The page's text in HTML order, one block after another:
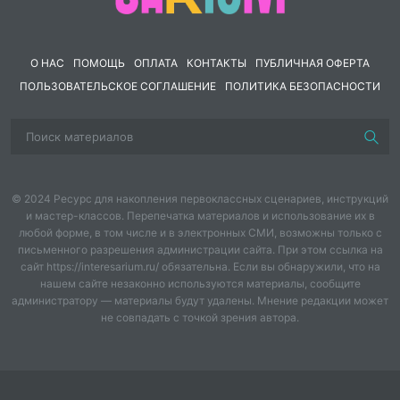
социальный смысл эксперимента
властью
Большое внимание в произведении уделяется
пропаганде советской власти и ее важности
для каждого гражданина страны
4.С точки зрения автора, эксперимент, на который
О НАС ПОМОЩЬ ОПЛАТА КОНТАКТЫ
ПУБЛИЧНАЯ ОФЕРТА
ПОЛЬЗОВАТЕЛЬСКОЕ СОГЛАШЕНИЕ
ПОЛИТИКА БЕЗОПАСНОСТИ
© 2024 Ресурс для накопления первоклассных сценариев, инструкций
и мастер-классов. Перепечатка материалов и использование их в
любой форме, в том числе и в электронных СМИ, возможны только с
письменного разрешения администрации сайта. При этом ссылка на
сайт https://interesarium.ru/ обязательна. Если вы обнаружили, что на
нашем сайте незаконно используются материалы, сообщите
администратору — материалы будут удалены. Мнение редакции может
не совпадать с точкой зрения автора.